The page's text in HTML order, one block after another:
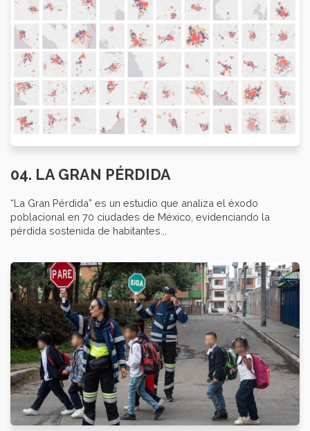
04. LA GRAN PÉRDIDA
“La Gran Pérdida” es un estudio que analiza el éxodo
poblacional en 70 ciudades de México, evidenciando la
pérdida sostenida de habitantes...